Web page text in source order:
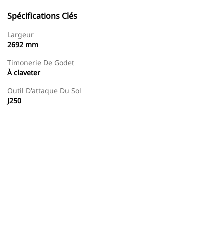
Spécifications Clés
Largeur
2692 mm
Timonerie De Godet
À claveter
Outil D'attaque Du Sol
J250